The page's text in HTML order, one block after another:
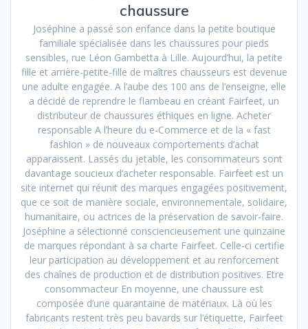
chaussure
Joséphine a passé son enfance dans la petite boutique
familiale spécialisée dans les chaussures pour pieds
sensibles, rue Léon Gambetta à Lille. Aujourd’hui, la petite
fille et arrière-petite-fille de maîtres chausseurs est devenue
une adulte engagée. A l’aube des 100 ans de l’enseigne, elle
a décidé de reprendre le flambeau en créant Fairfeet, un
distributeur de chaussures éthiques en ligne. Acheter
responsable A l’heure du e-Commerce et de la « fast
fashion » de nouveaux comportements d’achat
apparaissent. Lassés du jetable, les consommateurs sont
davantage soucieux d’acheter responsable. Fairfeet est un
site internet qui réunit des marques engagées positivement,
que ce soit de manière sociale, environnementale, solidaire,
humanitaire, ou actrices de la préservation de savoir-faire.
Joséphine a sélectionné consciencieusement une quinzaine
de marques répondant à sa charte Fairfeet. Celle-ci certifie
leur participation au développement et au renforcement
des chaînes de production et de distribution positives. Etre
consommacteur En moyenne, une chaussure est
composée d’une quarantaine de matériaux. Là où les
fabricants restent très peu bavards sur l’étiquette, Fairfeet